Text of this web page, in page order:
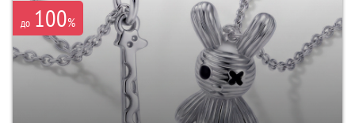
до 100%